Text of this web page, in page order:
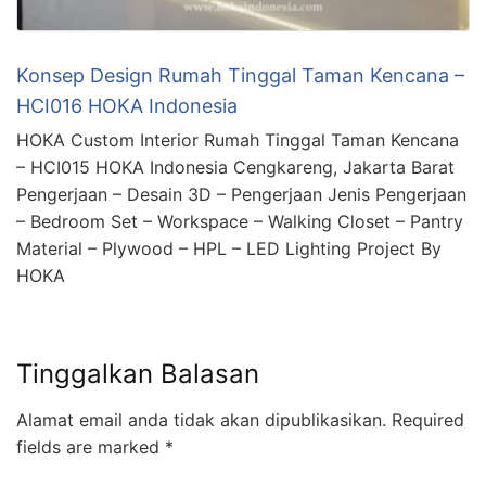
Konsep Design Rumah Tinggal Taman Kencana –
HCI016 HOKA Indonesia
HOKA Custom Interior Rumah Tinggal Taman Kencana
– HCI015 HOKA Indonesia Cengkareng, Jakarta Barat
Pengerjaan – Desain 3D – Pengerjaan Jenis Pengerjaan
– Bedroom Set – Workspace – Walking Closet – Pantry
Material – Plywood – HPL – LED Lighting Project By
HOKA
Tinggalkan Balasan
Alamat email anda tidak akan dipublikasikan. Required
fields are marked *